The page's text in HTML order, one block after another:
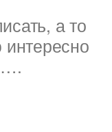
а то